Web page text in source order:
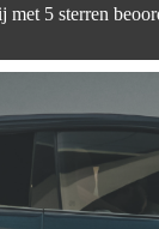
zijn